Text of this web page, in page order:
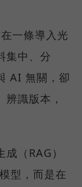
一條導入光
集中、分
AI 無關，卻
識版本，
（RAG）
型，而是在